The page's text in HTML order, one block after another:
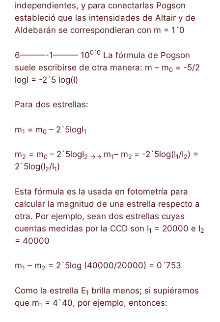
independientes, y para conectarlas Pogson
estableció que las intensidades de Altair y de
Aldebarán se correspondieran con m = 1´0
6———-1——— 100´0 La fórmula de Pogson
suele escribirse de otra manera: m – m0 = -5/2
logI = -2`5 log(I)
Para dos estrellas:
m1 = m0 – 2`5logI1
m2 = m0 – 2`5logI2 →→ m1– m2 = -2`5log(I1/I2) =
2`5log(I2/I1)
Esta fórmula es la usada en fotometría para
calcular la magnitud de una estrella respecto a
otra. Por ejemplo, sean dos estrellas cuyas
cuentas medidas por la CCD son I1 = 20000 e I2
= 40000
m1 – m2 = 2`5log (40000/20000) = 0´753
Como la estrella E1 brilla menos; si supiéramos
que m1 = 4`40, por ejemplo, entonces: